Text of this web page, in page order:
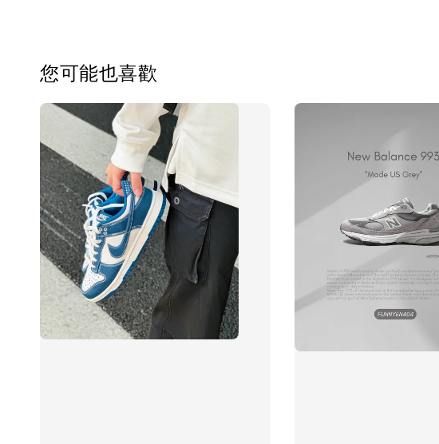
您可能也喜歡